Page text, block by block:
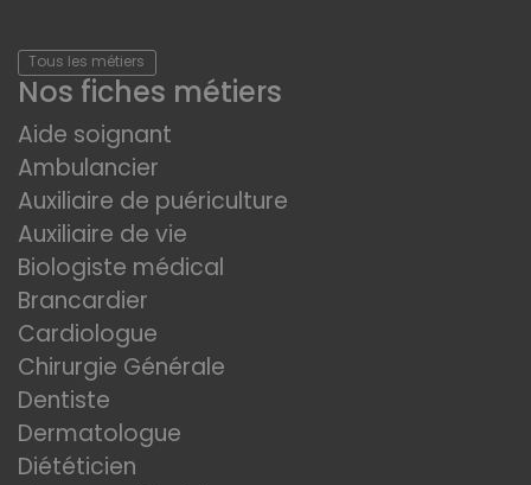
Tous les métiers
Nos fiches métiers
Aide soignant
Ambulancier
Auxiliaire de puériculture
Auxiliaire de vie
Biologiste médical
Brancardier
Cardiologue
Chirurgie Générale
Dentiste
Dermatologue
Diététicien